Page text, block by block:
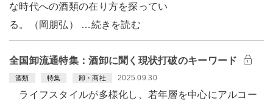
な時代への酒類の在り方を探ってい
る。（岡朋弘） …続きを読む
全国卸流通特集：酒卸に聞く現状打破のキーワード
酒類 特集 卸・商社 2025.09.30
ライフスタイルが多様化し、若年層を中心にアルコー